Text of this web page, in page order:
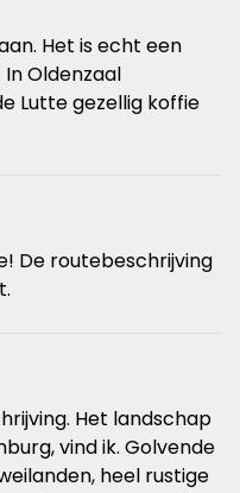
Het is echt een
Oldenzaal
Lutte gezellig koffie
De routebeschrijving
Het landschap
vind ik. Golvende
heel rustige